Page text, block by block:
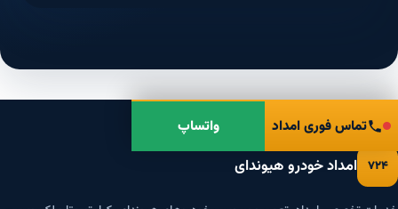
تماس فوری امداد واتساپ
۷۲۴ امداد خودرو هیوندای